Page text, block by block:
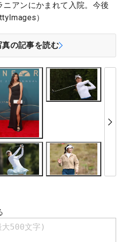
アンにかまれて入院。今後
）
真の記事を読む